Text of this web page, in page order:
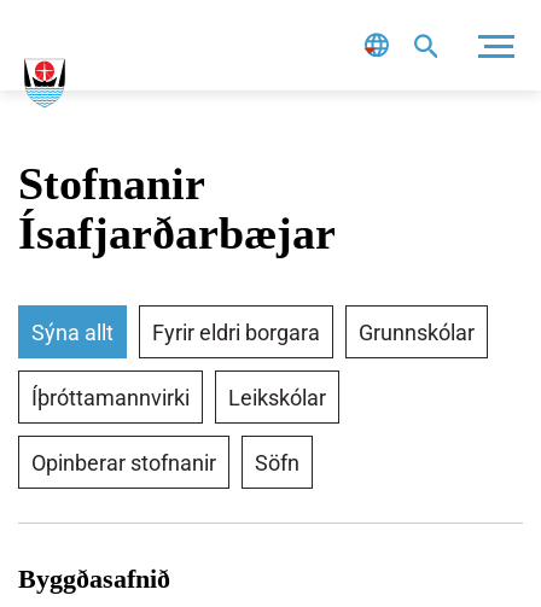
Stofnanir
Ísafjarðarbæjar
Sýna allt Fyrir eldri borgara Grunnskólar
Íþróttamannvirki Leikskólar
Opinberar stofnanir Söfn
Byggðasafnið
k
o